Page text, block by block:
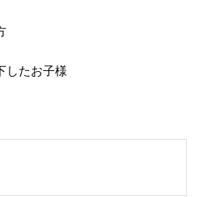
したお子様